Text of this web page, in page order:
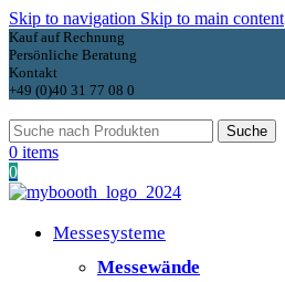
Skip to navigation Skip to main content
Kauf auf Rechnung
Persönliche Beratung
Kontakt
+49 (0)40 31 77 08 0
Suche
0 items
0
Messesysteme
Messewände